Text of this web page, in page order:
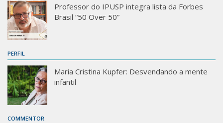
Professor do IPUSP integra lista da Forbes
Brasil “50 Over 50”
PERFIL
Maria Cristina Kupfer: Desvendando a mente
infantil
COMMENTOR